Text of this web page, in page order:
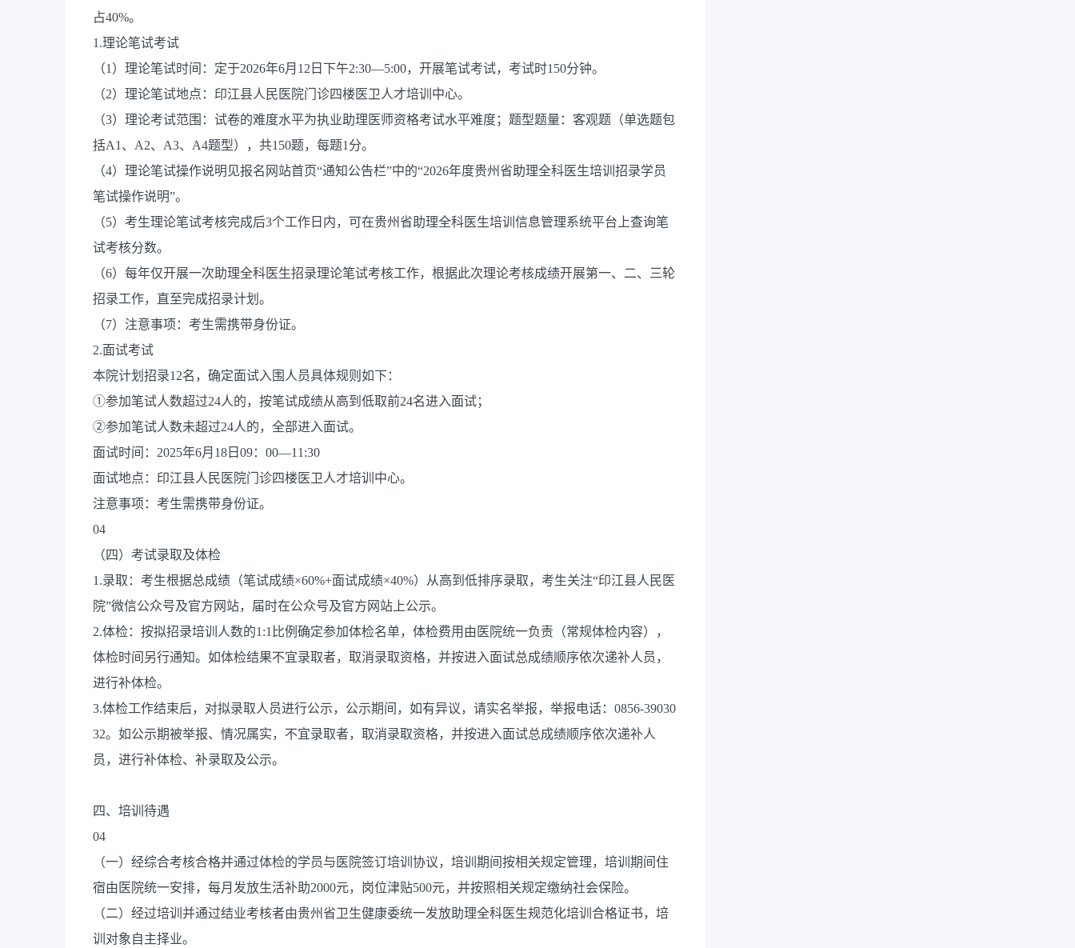
占40%。
1.理论笔试考试
（1）理论笔试时间：定于2026年6月12日下午2:30—5:00，开展笔试考试，考试时150分钟。
（2）理论笔试地点：印江县人民医院门诊四楼医卫人才培训中心。
（3）理论考试范围：试卷的难度水平为执业助理医师资格考试水平难度；题型题量：客观题（单选题包
括A1、A2、A3、A4题型），共150题，每题1分。
（4）理论笔试操作说明见报名网站首页“通知公告栏”中的“2026年度贵州省助理全科医生培训招录学员
笔试操作说明”。
（5）考生理论笔试考核完成后3个工作日内，可在贵州省助理全科医生培训信息管理系统平台上查询笔
试考核分数。
（6）每年仅开展一次助理全科医生招录理论笔试考核工作，根据此次理论考核成绩开展第一、二、三轮
招录工作，直至完成招录计划。
（7）注意事项：考生需携带身份证。
2.面试考试
本院计划招录12名，确定面试入围人员具体规则如下：
①参加笔试人数超过24人的，按笔试成绩从高到低取前24名进入面试；
②参加笔试人数未超过24人的，全部进入面试。
面试时间：2025年6月18日09：00—11:30
面试地点：印江县人民医院门诊四楼医卫人才培训中心。
注意事项：考生需携带身份证。
04
（四）考试录取及体检
1.录取：考生根据总成绩（笔试成绩×60%+面试成绩×40%）从高到低排序录取，考生关注“印江县人民医
院”微信公众号及官方网站，届时在公众号及官方网站上公示。
2.体检：按拟招录培训人数的1:1比例确定参加体检名单，体检费用由医院统一负责（常规体检内容），
体检时间另行通知。如体检结果不宜录取者，取消录取资格，并按进入面试总成绩顺序依次递补人员，
进行补体检。
3.体检工作结束后，对拟录取人员进行公示，公示期间，如有异议，请实名举报，举报电话：0856-39030
32。如公示期被举报、情况属实，不宜录取者，取消录取资格，并按进入面试总成绩顺序依次递补人
员，进行补体检、补录取及公示。
四、培训待遇
04
（一）经综合考核合格并通过体检的学员与医院签订培训协议，培训期间按相关规定管理，培训期间住
宿由医院统一安排，每月发放生活补助2000元，岗位津贴500元，并按照相关规定缴纳社会保险。
（二）经过培训并通过结业考核者由贵州省卫生健康委统一发放助理全科医生规范化培训合格证书，培
训对象自主择业。